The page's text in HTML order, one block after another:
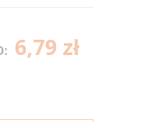
6,79 zł